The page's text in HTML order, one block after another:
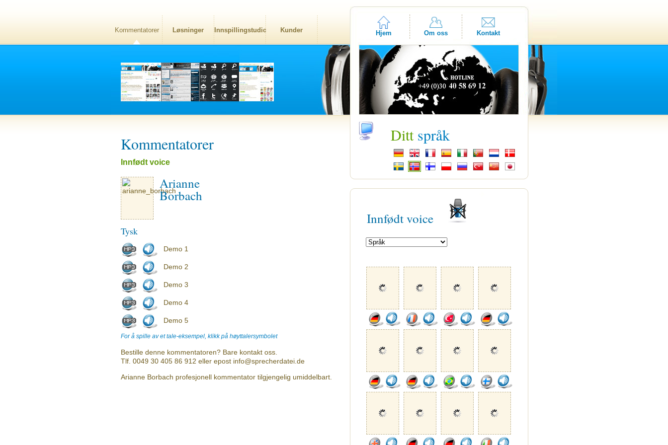
Kommentatorer Løsninger Innspillingstudio Kunder Hjem Om oss Kontakt
Kommentatorer
Innfødt voice
Arianne
Borbach
Tysk
Demo 1
Demo 2
Demo 3
Demo 4
Demo 5
For å spille av et tale-eksempel, klikk på høyttalersymbolet
Bestille denne kommentatoren? Bare kontakt oss.
Tlf. 0049 30 405 86 912 eller epost info@sprecherdatei.de
Arianne Borbach profesjonell kommentator tilgjengelig umiddelbart.
Ditt språk
Innfødt voice